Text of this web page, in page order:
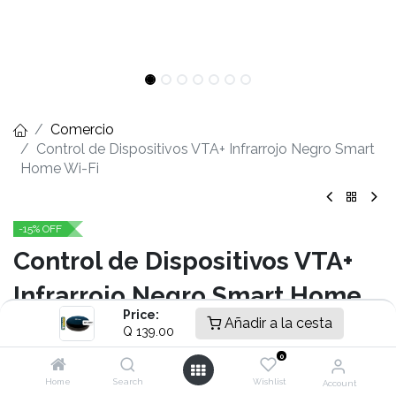
Price:
Q 139.00 Añadir a la cesta
Home Search
0
Wishlist Account
Comercio
Control de Dispositivos VTA+ Infrarrojo Negro Smart
Home Wi-Fi
-15% OFF
Control de Dispositivos VTA+
Infrarrojo Negro Smart Home
Wi-Fi
- Controlador universal de dispositivos infrarrojos
- Controle desde el celular el aire acondicionado, TV,